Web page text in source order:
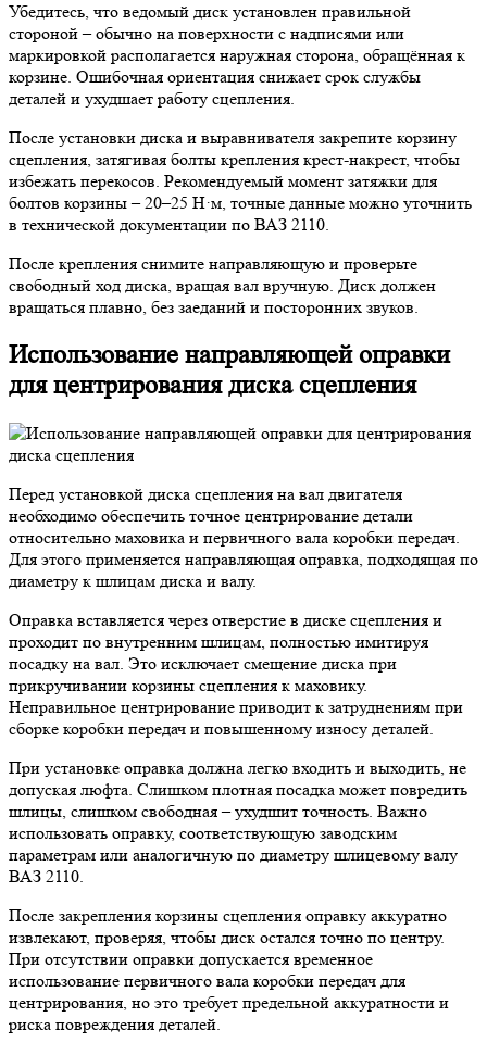
Убедитесь, что ведомый диск установлен правильной
стороной – обычно на поверхности с надписями или
маркировкой располагается наружная сторона, обращённая к
корзине. Ошибочная ориентация снижает срок службы
деталей и ухудшает работу сцепления.
После установки диска и выравнивателя закрепите корзину
сцепления, затягивая болты крепления крест-накрест, чтобы
избежать перекосов. Рекомендуемый момент затяжки для
болтов корзины – 20–25 Н·м, точные данные можно уточнить
в технической документации по ВАЗ 2110.
После крепления снимите направляющую и проверьте
свободный ход диска, вращая вал вручную. Диск должен
вращаться плавно, без заеданий и посторонних звуков.
Использование направляющей оправки
для центрирования диска сцепления
Перед установкой диска сцепления на вал двигателя
необходимо обеспечить точное центрирование детали
относительно маховика и первичного вала коробки передач.
Для этого применяется направляющая оправка, подходящая по
диаметру к шлицам диска и валу.
Оправка вставляется через отверстие в диске сцепления и
проходит по внутренним шлицам, полностью имитируя
посадку на вал. Это исключает смещение диска при
прикручивании корзины сцепления к маховику.
Неправильное центрирование приводит к затруднениям при
сборке коробки передач и повышенному износу деталей.
При установке оправка должна легко входить и выходить, не
допуская люфта. Слишком плотная посадка может повредить
шлицы, слишком свободная – ухудшит точность. Важно
использовать оправку, соответствующую заводским
параметрам или аналогичную по диаметру шлицевому валу
ВАЗ 2110.
После закрепления корзины сцепления оправку аккуратно
извлекают, проверяя, чтобы диск остался точно по центру.
При отсутствии оправки допускается временное
использование первичного вала коробки передач для
центрирования, но это требует предельной аккуратности и
риска повреждения деталей.